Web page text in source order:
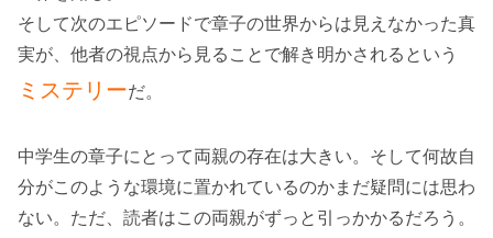
そして次のエピソードで章子の世界からは見えなかった真
実が、他者の視点から見ることで解き明かされるという
ミステリーだ。
中学生の章子にとって両親の存在は大きい。そして何故自
分がこのような環境に置かれているのかまだ疑問には思わ
ない。ただ、読者はこの両親がずっと引っかかるだろう。